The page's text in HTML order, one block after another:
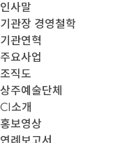
인사말
기관장 경영철학
기관연혁
주요사업
조직도
상주예술단체
CI소개
홍보영상